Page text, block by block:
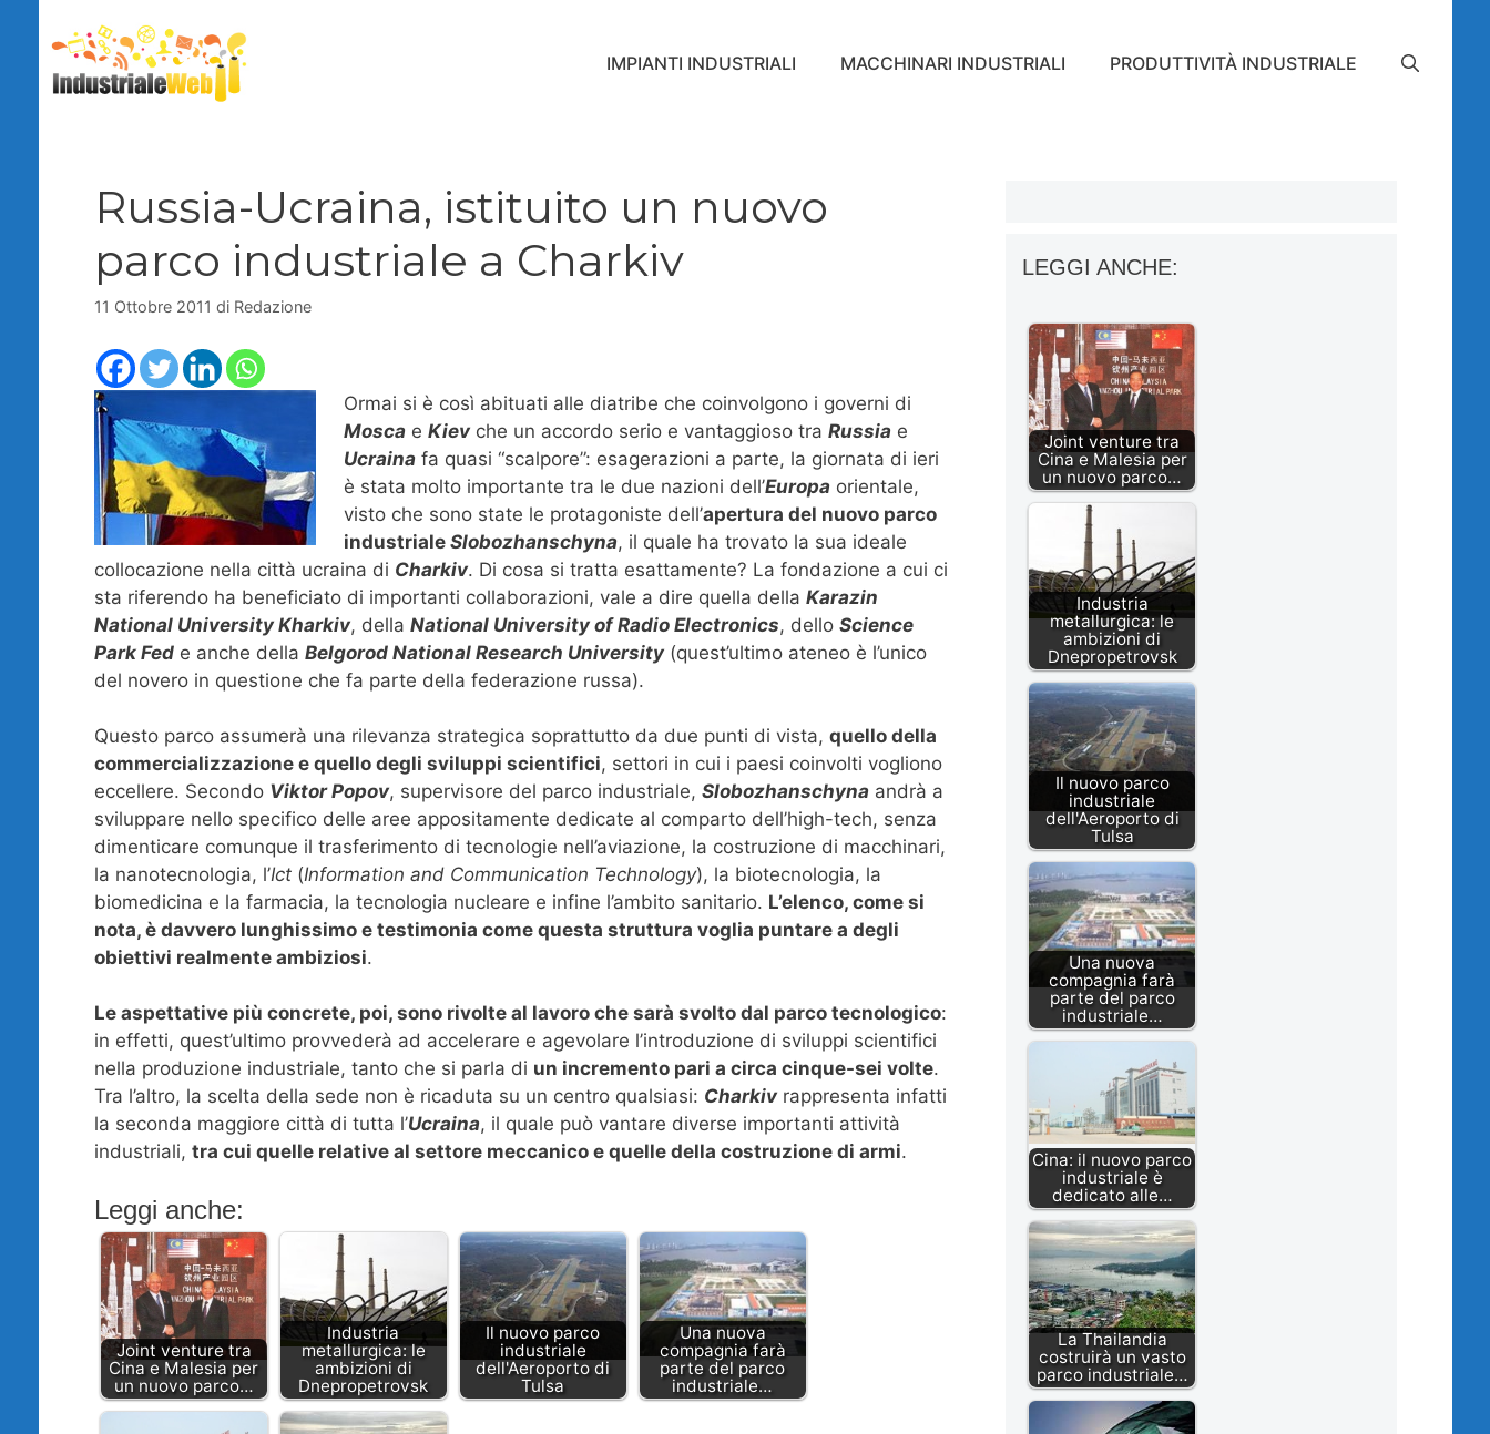
contenuto
IMPIANTI INDUSTRIALI MACCHINARI INDUSTRIALI PRODUTTIVITÀ INDUSTRIALE
Russia-Ucraina, istituito un nuovo
parco industriale a Charkiv
11 Ottobre 2011 di Redazione
Ormai si è così abituati alle diatribe che coinvolgono i governi di
Mosca e Kiev che un accordo serio e vantaggioso tra Russia e
Ucraina fa quasi “scalpore”: esagerazioni a parte, la giornata di ieri
è stata molto importante tra le due nazioni dell’Europa orientale,
visto che sono state le protagoniste dell’apertura del nuovo parco
industriale Slobozhanschyna, il quale ha trovato la sua ideale
collocazione nella città ucraina di Charkiv. Di cosa si tratta esattamente? La fondazione a cui ci
sta riferendo ha beneficiato di importanti collaborazioni, vale a dire quella della Karazin
National University Kharkiv, della National University of Radio Electronics, dello Science
Park Fede anche della Belgorod National Research University(quest’ultimo ateneo è l’unico
del novero in questione che fa parte della federazione russa).
Questo parco assumerà una rilevanza strategica soprattutto da due punti di vista, quello della
commercializzazione e quello degli sviluppi scientifici, settori in cui i paesi coinvolti vogliono
eccellere. Secondo Viktor Popov, supervisore del parco industriale, Slobozhanschynaandrà a
sviluppare nello specifico delle aree appositamente dedicate al comparto dell’high-tech, senza
dimenticare comunque il trasferimento di tecnologie nell’aviazione, la costruzione di macchinari,
la nanotecnologia, l’Ict(Information and Communication Technology), la biotecnologia, la
biomedicina e la farmacia, la tecnologia nucleare e infine l’ambito sanitario. L’elenco, come si
nota, è davvero lunghissimo e testimonia come questa struttura voglia puntare a degli
obiettivi realmente ambiziosi.
Le aspettative più concrete, poi, sono rivolte al lavoro che sarà svolto dal parco tecnologico:
in effetti, quest’ultimo provvederà ad accelerare e agevolare l’introduzione di sviluppi scientifici
nella produzione industriale, tanto che si parla di un incremento pari a circa cinque-sei volte.
Tra l’altro, la scelta della sede non è ricaduta su un centro qualsiasi: Charkivrappresenta infatti
la seconda maggiore città di tutta l’Ucraina, il quale può vantare diverse importanti attività
industriali, tra cui quelle relative al settore meccanico e quelle della costruzione di armi.
Leggi anche:
Joint venture tra
Cina e Malesia per
un nuovo parco…
Industria
metallurgica: le
ambizioni di
Dnepropetrovsk
Il nuovo parco
industriale
dell'Aeroporto di
Tulsa
Una nuova
compagnia farà
parte del parco
industriale…
LEGGI ANCHE:
Joint venture tra
Cina e Malesia per
un nuovo parco…
Industria
metallurgica: le
ambizioni di
Dnepropetrovsk
Il nuovo parco
industriale
dell'Aeroporto di
Tulsa
Una nuova
compagnia farà
parte del parco
industriale…
Cina: il nuovo parco
industriale è
dedicato alle…
La Thailandia
costruirà un vasto
parco industriale…